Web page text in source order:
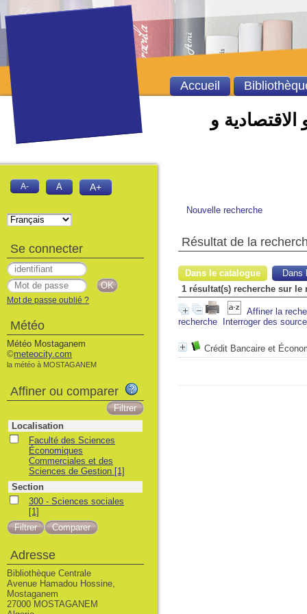
الاقتصادية و
Nouvelle recherche
Résultat de la
Dans le catalogue
Dans
1 résultat(s) recherche sur
Affiner la
recherche
Interroger des
Crédit Bancaire et
Accueil
A- A A+
Se connecter
Mot de passe oublié ?
Météo
Météo Mostaganem
©meteocity.com
la météo à MOSTAGANEM
Affiner ou comparer
Localisation
Faculté des Sciences
Économiques
Commerciales et des
Sciences de Gestion [1]
Section
300 - Sciences sociales
[1]
Adresse
Bibliothèque Centrale
Avenue Hamadou Hossine,
Mostaganem
27000 MOSTAGANEM